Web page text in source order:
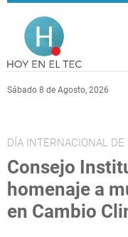
Pasar al contenido
Sábado 8 de Agosto, 2026
DÍA INTERNACIONAL
Consejo
homenaje a
en Cambio